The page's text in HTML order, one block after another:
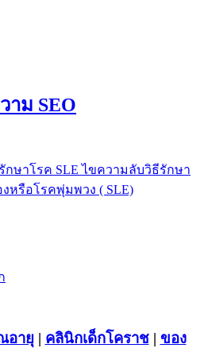
าม SEO
อายุ | คลินิกเด็กโคราช| ของ